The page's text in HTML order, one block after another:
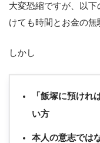
大変恐縮ですが、以
けても時間とお金の無
しかし
「飯塚に預けれ
い方
本人の意志では